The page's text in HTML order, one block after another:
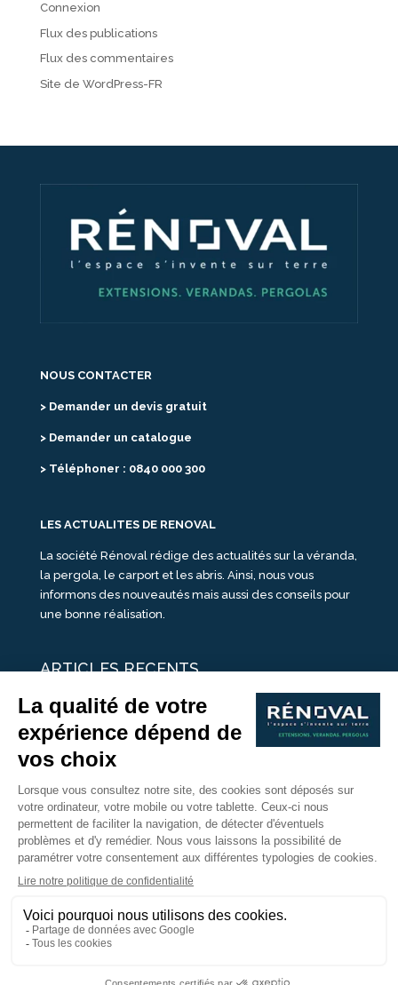
Connexion
Flux des publications
Flux des commentaires
Site de WordPress-FR
NOUS CONTACTER
> Demander un devis gratuit
> Demander un catalogue
> Téléphoner : 0840 000 300
LES ACTUALITES DE RENOVAL
La société Rénoval rédige des actualités sur la véranda,
la pergola, le carport et les abris. Ainsi, nous vous
informons des nouveautés mais aussi des conseils pour
une bonne réalisation.
ARTICLES RECENTS
25 idées de vérandas design
Un été pour une véranda
Portes Ouvertes Véranda Extension Suisse | 26-27 Juin
Une ombre avec une pergola aluminium
portes ouvertes véranda sur mesure
Nous Suivre